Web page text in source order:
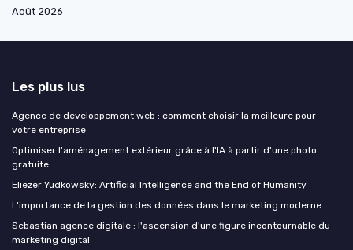
Août 2026
Les plus lus
Agence de developpement web : comment choisir la meilleure pour
votre entreprise
Optimiser l'aménagement extérieur grâce à l'IA à partir d'une photo
gratuite
Eliezer Yudkowsky: Artificial Intelligence and the End of Humanity
L'importance de la gestion des données dans le marketing moderne
Sebastian agence digitale : l'ascension d'une figure incontournable du
marketing digital